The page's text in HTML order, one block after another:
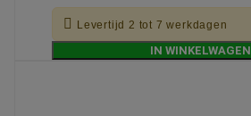
 Levertijd 2 tot 7 werkdagen
IN WINKELWAGEN